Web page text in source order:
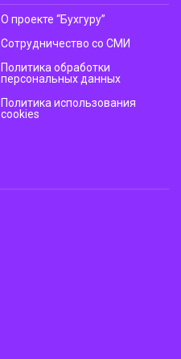
О проекте “Бухгуру”
Сотрудничество со СМИ
Политика обработки
персональных данных
Политика использования
cookies